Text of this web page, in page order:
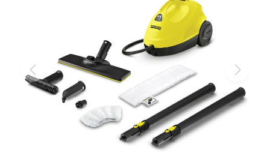
Climatización